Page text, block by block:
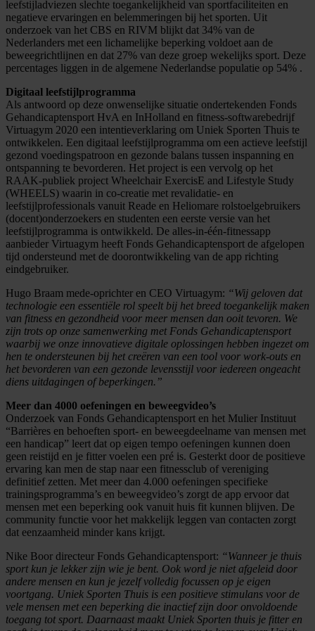
leefstijladviezen slechte toegankelijkheid van sportfaciliteiten en
negatieve ervaringen en belemmeringen bij het sporten. Uit
onderzoek van het CBS en RIVM blijkt dat 34% van de
Nederlanders met een lichamelijke beperking voldoet aan de
beweegrichtlijnen en dat 27% van deze groep wekelijks sport. Deze
percentages liggen in de algemene Nederlandse populatie op 54% .
Digitaal leefstijlprogramma
Als antwoord op deze onwenselijke situatie ondertekenden Fonds
Gehandicaptensport HvA en InHolland en fitness-softwarebedrijf
Virtuagym 2020 een intentieverklaring om Uniek Sporten Thuis te
ontwikkelen. Een digitaal leefstijlprogramma om een actieve leefstijl
gezond voedingspatroon en gezonde balans tussen inspanning en
ontspanning te bevorderen. Het project is een vervolg op het
RAAK-publiek project Wheelchair ExercisE and Lifestyle Study
(WHEELS) waarin in co-creatie met revalidatie- en
leefstijlprofessionals vanuit Reade en Heliomare rolstoelgebruikers
(docent)onderzoekers en studenten een eerste versie van het
leefstijlprogramma is ontwikkeld. De alles-in-één-fitnessapp
aanbieder Virtuagym heeft Fonds Gehandicaptensport de afgelopen
tijd ondersteund met de doorontwikkeling van de app richting
eindgebruiker.
Hugo Braam mede-oprichter en CEO Virtuagym: “Wij geloven dat
technologie een essentiële rol speelt bij het breed toegankelijk maken
van fitness en gezondheid voor meer mensen dan ooit tevoren. We
zijn trots op onze samenwerking met Fonds Gehandicaptensport
waarbij we onze innovatieve digitale oplossingen hebben ingezet om
hen te ondersteunen bij het creëren van een tool voor work-outs en
het bevorderen van een gezonde levensstijl voor iedereen ongeacht
diens uitdagingen of beperkingen.”
Meer dan 4000 oefeningen en beweegvideo’s
Onderzoek van Fonds Gehandicaptensport en het Mulier Instituut
“Barrières en behoeften sport- en beweegdeelname van mensen met
een handicap” leert dat op eigen tempo oefeningen kunnen doen
geen reistijd en je fitter voelen een pré is. Gesterkt door de positieve
ervaring kan men de stap naar een fitnessclub of vereniging
definitief zetten. Met meer dan 4.000 oefeningen specifieke
trainingsprogramma’s en beweegvideo’s zorgt de app ervoor dat
mensen met een beperking ook vanuit huis fit kunnen blijven. De
community functie voor het makkelijk leggen van contacten zorgt
dat eenzaamheid minder kans krijgt.
Nike Boor directeur Fonds Gehandicaptensport: “Wanneer je thuis
sport kun je lekker zijn wie je bent. Ook word je niet afgeleid door
andere mensen en kun je jezelf volledig focussen op je eigen
voortgang. Uniek Sporten Thuis is een positieve stimulans voor de
vele mensen met een beperking die inactief zijn door onvoldoende
toegang tot sport. Daarnaast maakt Uniek Sporten thuis je fitter en